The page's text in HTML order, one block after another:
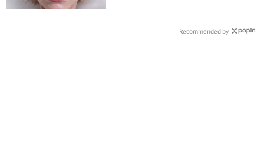
Recommended by